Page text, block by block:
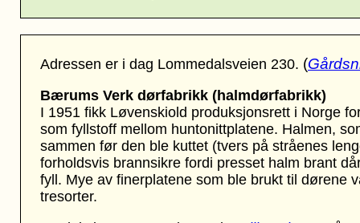
Adressen er i dag Lommedalsveien 230. (
Bærums Verk dørfabrikk (halmdørfabrikk)
I 1951 fikk Løvenskiold produksjonsrett i Norge
som fyllstoff mellom huntonittplatene. Halmen,
sammen før den ble kuttet (tvers på stråenes
forholdsvis brannsikre fordi presset halm brant
fyll. Mye av finerplatene som ble brukt til dørene
tresorter.